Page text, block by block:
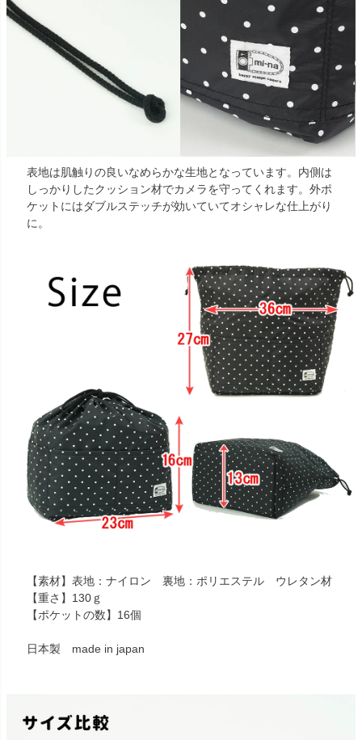
表地は肌触りの良いなめらかな生地となっています。内側は
しっかりしたクッション材でカメラを守ってくれます。外ポ
ケットにはダブルステッチが効いていてオシャレな仕上がり
に。
【素材】表地：ナイロン 裏地：ポリエステル ウレタン材
【重さ】130ｇ
【ポケットの数】16個
日本製 made in japan